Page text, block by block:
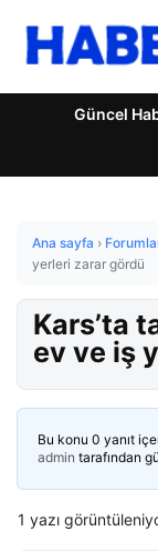
Güncel
Ana sayfa ›
yerleri zarar gördü
Kars’ta
ev ve iş
Bu konu 0 yanıt
admin tarafından
1 yazı